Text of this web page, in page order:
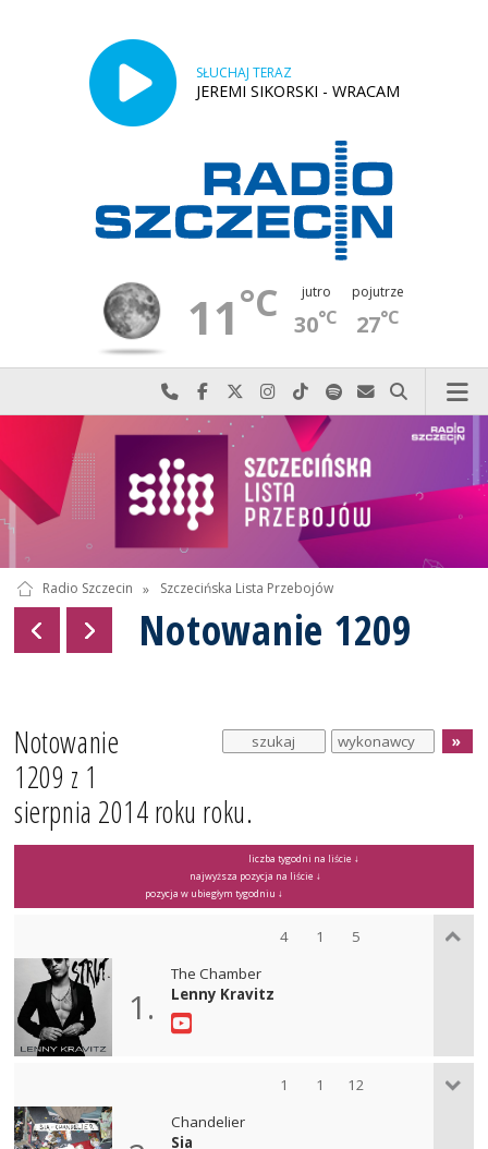
SŁUCHAJ TERAZ
JEREMI SIKORSKI - WRACAM
11°C jutro
30°C
pojutrze
27°C
Najlepiej po prostu do nas zadzwoń
Odwiedź nas na Facebook-u
Odwiedź nas na X
Odwiedź nas na Instagram-ie
Odwiedź nas na TikTok-u
Szukaj nas na Spotify
Wyślij do nas
Szukaj
Radio Szczecin » Szczecińska Lista Przebojów
Notowanie 1209
Notowanie
1209 z 1
sierpnia 2014 roku roku.
liczba tygodni na liście ↓
najwyższa pozycja na liście ↓
pozycja w ubiegłym tygodniu ↓
4 1 5
1.
The Chamber
Lenny Kravitz
1 1 12
Chandelier
Sia